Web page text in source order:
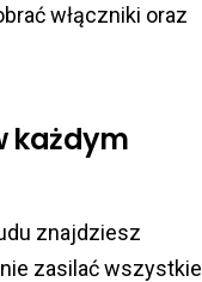
włączniki oraz
każdym
znajdziesz
zasilać wszystkie